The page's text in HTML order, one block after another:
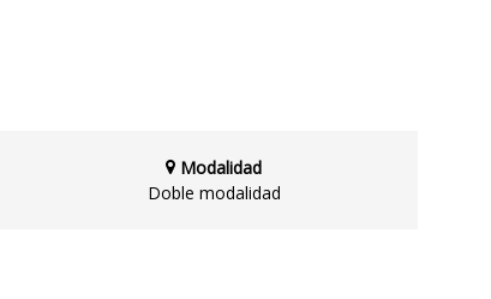
Modalidad
Doble modalidad